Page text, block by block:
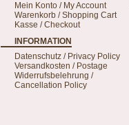
Mein Konto / My Account
Warenkorb / Shopping Cart
Kasse / Checkout
INFORMATION
Datenschutz / Privacy Policy
Versandkosten / Postage
Widerrufsbelehrung /
Cancellation Policy